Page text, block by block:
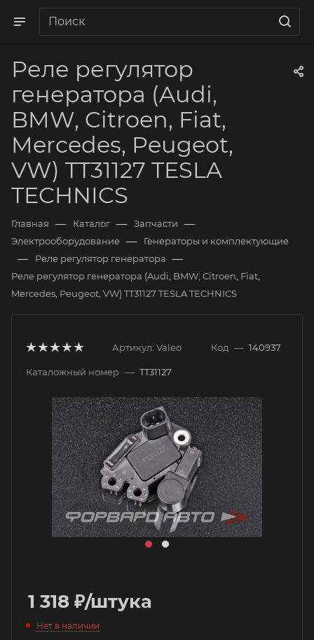
Реле регулятор
генератора (Audi,
BMW, Citroen, Fiat,
Mercedes, Peugeot,
VW) TT31127 TESLA
TECHNICS
Главная — Каталог — Запчасти —
Электрооборудование — Генераторы и комплектующие
— Реле регулятор генератора —
Реле регулятор генератора (Audi, BMW, Citroen, Fiat,
Mercedes, Peugeot, VW) TT31127 TESLA TECHNICS
Артикул: Valeo Код — 140937
Каталожный номер — TT31127
1 318 ₽/штука
Нет в наличии